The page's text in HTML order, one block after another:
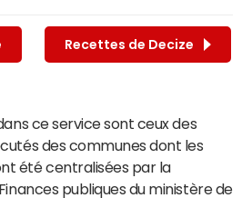
Recettes de Decize
ce service sont ceux des
des communes dont les
été centralisées par la
publiques du ministère de